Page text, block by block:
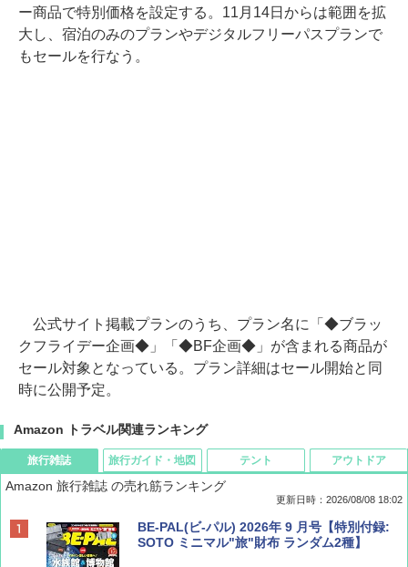
ー商品で特別価格を設定する。11月14日からは範囲を拡
大し、宿泊のみのプランやデジタルフリーパスプランで
もセールを行なう。
公式サイト掲載プランのうち、プラン名に「◆ブラッ
クフライデー企画◆」「◆BF企画◆」が含まれる商品が
セール対象となっている。プラン詳細はセール開始と同
時に公開予定。
Amazon トラベル関連ランキング
旅行雑誌
Amazon 旅行雑誌 の売れ筋ランキング
更新日時：2026/08/08 18:02
BE-PAL(ビ-パル) 2026年 9 月号【特別付録:
SOTO ミニマル"旅"財布 ランダム2種】
旅行ガイド・地図 テント アウトドア